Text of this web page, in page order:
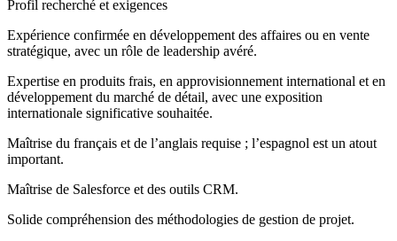
Profil recherché et exigences
Expérience confirmée en développement des affaires ou en vente
stratégique, avec un rôle de leadership avéré.
Expertise en produits frais, en approvisionnement international et en
développement du marché de détail, avec une exposition
internationale significative souhaitée.
Maîtrise du français et de l’anglais requise ; l’espagnol est un atout
important.
Maîtrise de Salesforce et des outils CRM.
Solide compréhension des méthodologies de gestion de projet.